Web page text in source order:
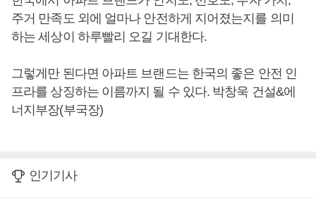
주거 만족도 외에 얼마나 안전하게 지어졌는지를 의미
하는 세상이 하루빨리 오길 기대한다.
그렇게만 된다면 아파트 브랜드는 한국의 좋은 안전 인
프라를 상징하는 이름까지 될 수 있다. 박창욱 건설&에
너지부장(부국장)
인기기사